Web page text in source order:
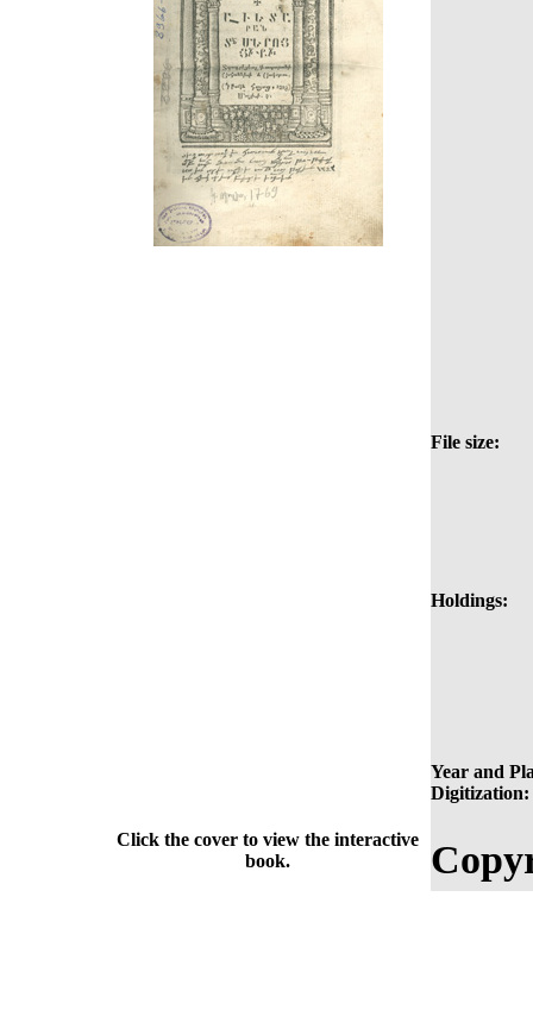
File size:
Holdings:
Year and
Digitization:
Click the cover to view the interactive
book.